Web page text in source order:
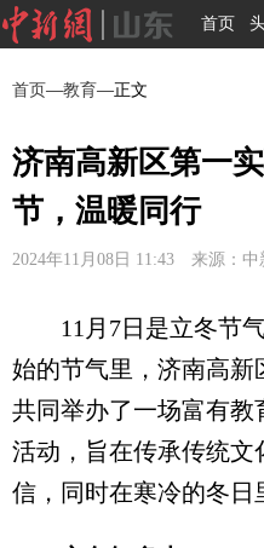
首页
首页—教育—正文
济南高新区第一
节，温暖同行
2024年11月08日 11:43 来源：中
11月7日是立冬节气
始的节气里，济南高新
共同举办了一场富有教
活动，旨在传承传统文
信，同时在寒冷的冬日